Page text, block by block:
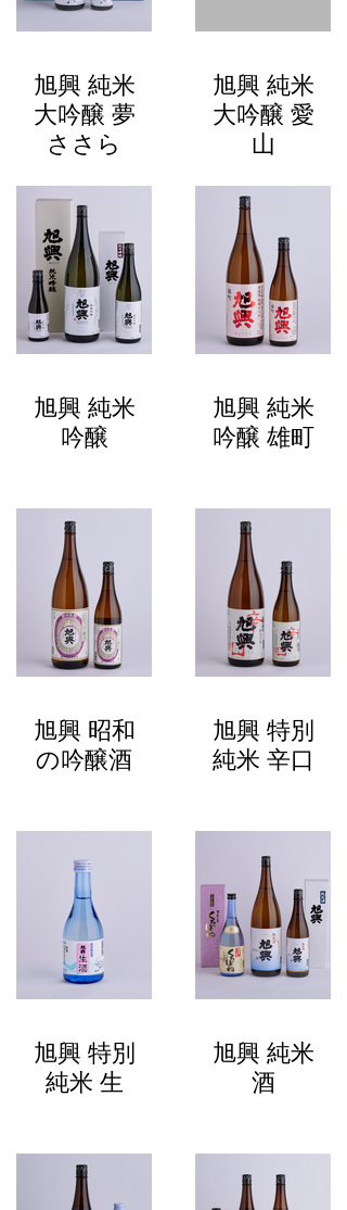
旭興 純米
大吟醸 夢
ささら
旭興 純米
大吟醸 愛
山
旭興 純米
吟醸
旭興 純米
吟醸 雄町
旭興 昭和
の吟醸酒
旭興 特別
純米 辛口
旭興 特別
純米 生
旭興 純米
酒